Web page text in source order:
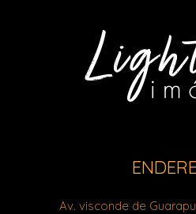
Av. visconde de